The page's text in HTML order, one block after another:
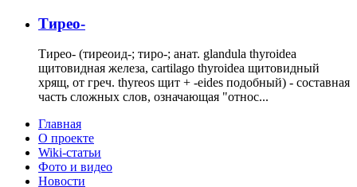
Тирео-
Тирео- (тиреоид-; тиро-; анат. glandula thyroidea
щитовидная железа, cartilago thyroidea щитовидный
хрящ, от греч. thyreos щит + -eides подобный) - составная
часть сложных слов, означающая "относ...
Главная
О проекте
Wiki-статьи
Фото и видео
Новости